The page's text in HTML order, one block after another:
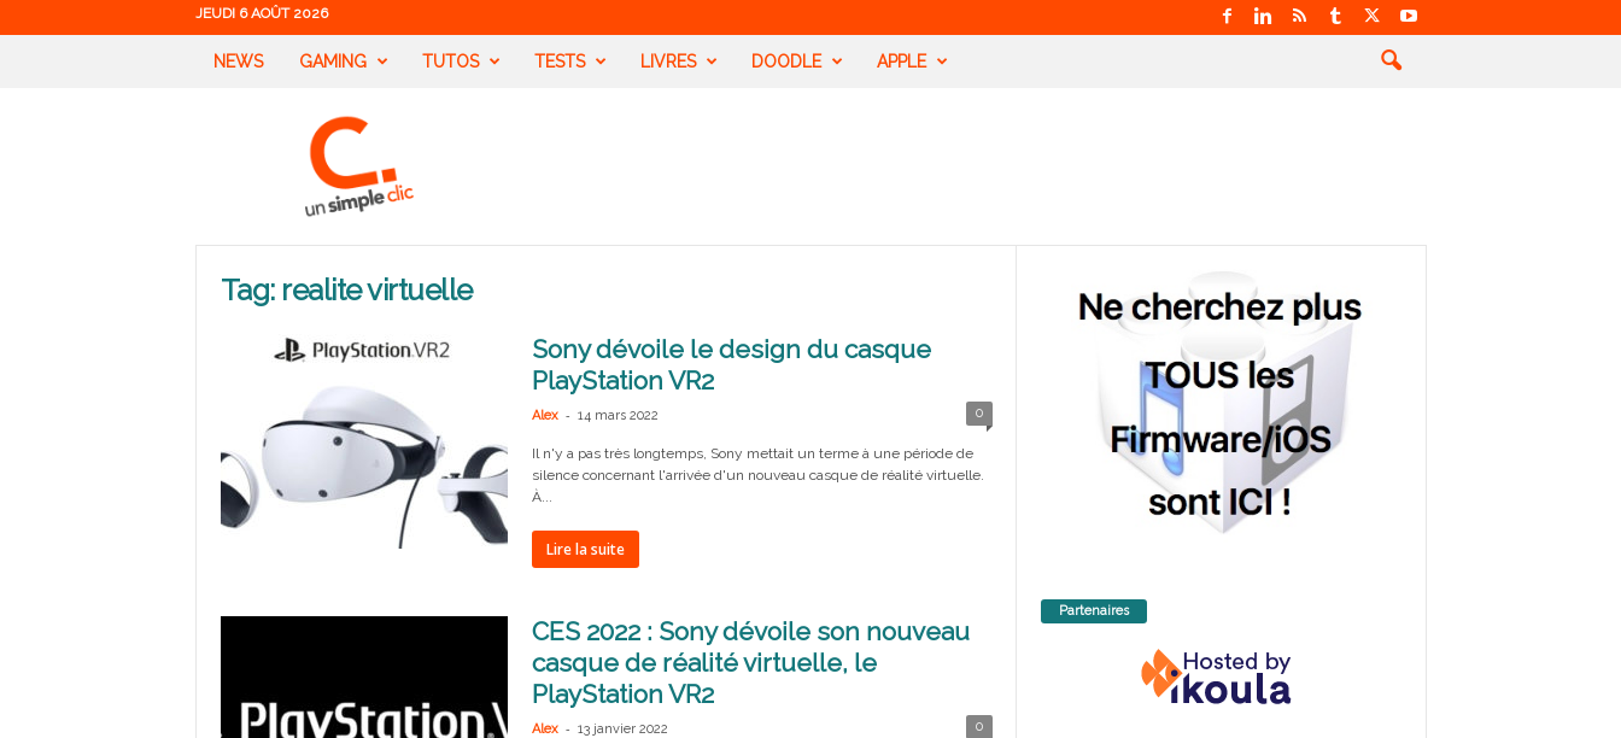
JEUDI 6 AOÛT 2026
NEWS GAMING TUTOS TESTS LIVRES DOODLE APPLE
Tag: realite virtuelle
Sony dévoile le design du casque
PlayStation VR2
Alex - 14 mars 2022 0
Il n'y a pas très longtemps, Sony mettait un terme à une période de
silence concernant l'arrivée d'un nouveau casque de réalité virtuelle.
À...
Lire la suite
CES 2022 : Sony dévoile son nouveau
casque de réalité virtuelle, le
PlayStation VR2
Alex - 13 janvier 2022 0
Partenaires